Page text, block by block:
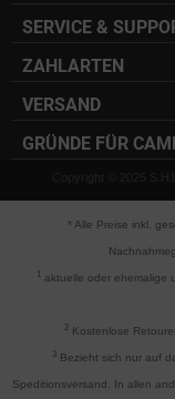
SERVICE &
ZAHLARTEN
VERSAND
GRÜNDE FÜR
Copyright © 2025
* Alle Preise inkl.
1 aktuelle oder ehemalige
2Kostenlose
3 Bezieht sich nur auf
Speditionsversand. In allen